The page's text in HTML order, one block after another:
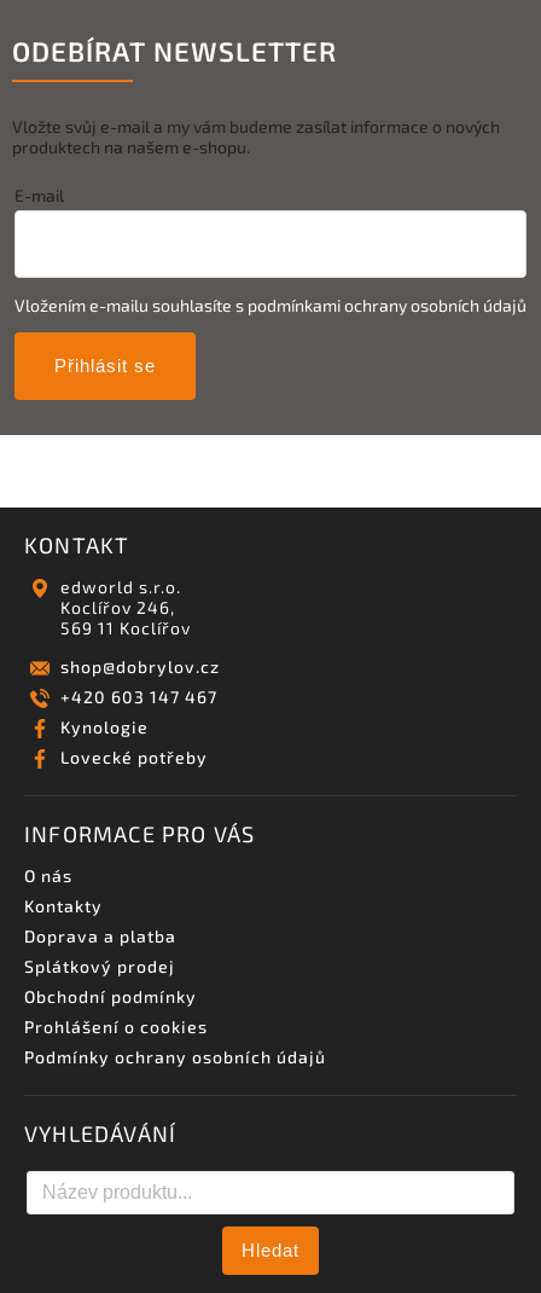
ODEBÍRAT NEWSLETTER
Vložte svůj e-mail a my vám budeme zasílat informace o nových
produktech na našem e-shopu.
E-mail
Vložením e-mailu souhlasíte s podmínkami ochrany osobních údajů
Přihlásit se
KONTAKT
edworld s.r.o.
Koclířov 246,
569 11 Koclířov
shop@dobrylov.cz
+420 603 147 467
Kynologie
Lovecké potřeby
INFORMACE PRO VÁS
O nás
Kontakty
Doprava a platba
Splátkový prodej
Obchodní podmínky
Prohlášení o cookies
Podmínky ochrany osobních údajů
VYHLEDÁVÁNÍ
Hledat